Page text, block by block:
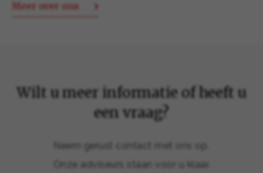
Meer over ons
Wilt u meer informatie of heeft u
een vraag?
Neem gerust contact met ons op.
Onze adviseurs staan voor u klaar.